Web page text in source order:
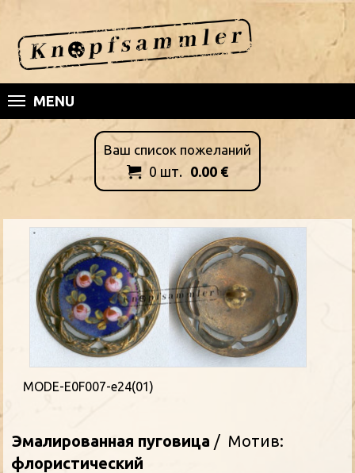
MENU
Ваш список пожеланий
 0 шт. 0.00 €
MODE-E0F007-e24(01)
Эмалированная пуговица / Мотив:
флористический